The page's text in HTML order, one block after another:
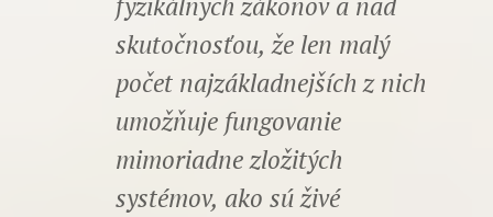
skutočnosťou, že len malý
počet najzákladnejších z nich
umožňuje fungovanie
mimoriadne zložitých
systémov, ako sú živé